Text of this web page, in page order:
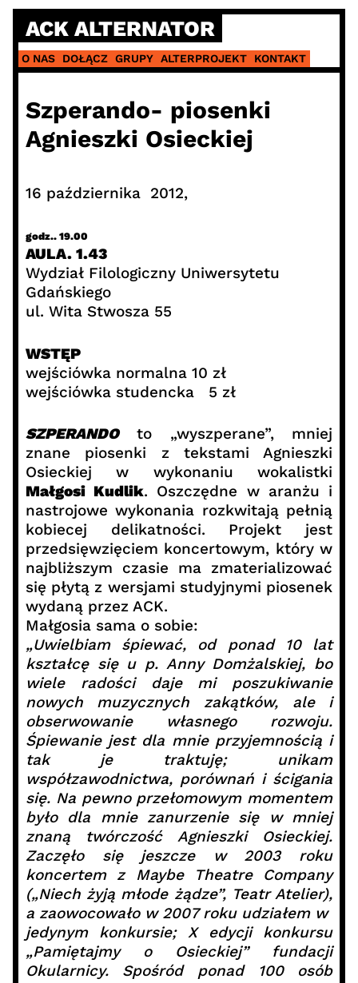
Skip
content
ACK ALTERNATOR
O NAS DOŁĄCZ GRUPY ALTERPROJEKT KONTAKT
Szperando- piosenki
Agnieszki Osieckiej
16 października 2012,
godz.. 19.00
AULA. 1.43
Wydział Filologiczny Uniwersytetu
Gdańskiego
ul. Wita Stwosza 55
WSTĘP
wejściówka normalna 10 zł
wejściówka studencka 5 zł
SZPERANDOto „wyszperane”, mniej
znane piosenki z tekstami Agnieszki
Osieckiej w wykonaniu wokalistki
Małgosi Kudlik. Oszczędne w aranżu i
nastrojowe wykonania rozkwitają pełnią
kobiecej delikatności. Projekt jest
przedsięwzięciem koncertowym, który w
najbliższym czasie ma zmaterializować
się płytą z wersjami studyjnymi piosenek
wydaną przez ACK.
Małgosia sama o sobie:
„Uwielbiam śpiewać, od ponad 10 lat
kształcę się u p. Anny Domżalskiej, bo
wiele radości daje mi poszukiwanie
nowych muzycznych zakątków, ale i
obserwowanie własnego rozwoju.
Śpiewanie jest dla mnie przyjemnością i
tak je traktuję; unikam
współzawodnictwa, porównań i ścigania
się. Na pewno przełomowym momentem
było dla mnie zanurzenie się w mniej
znaną twórczość Agnieszki Osieckiej.
Zaczęło się jeszcze w 2003 roku
koncertem z Maybe Theatre Company
(„Niech żyją młode żądze”, Teatr Atelier),
a zaowocowało w 2007 roku udziałem w
jedynym konkursie; X edycji konkursu
„Pamiętajmy o Osieckiej” fundacji
Okularnicy. Spośród ponad 100 osób